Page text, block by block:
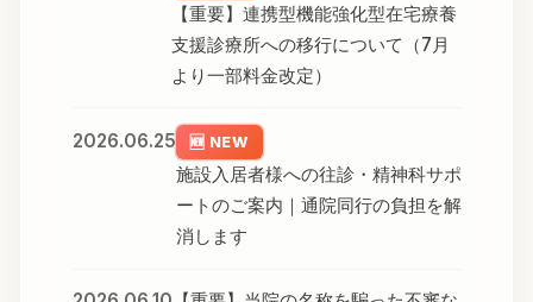
【重要】連携型機能強化型在宅療養
支援診療所への移行について（7月
より一部料金改定）
2026.06.25 🆕 NEW
施設入居者様への往診・精神科サポ
ートのご案内｜通院同行の負担を解
消します